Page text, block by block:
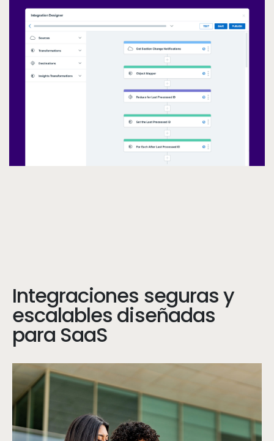
Integraciones seguras y
escalables diseñadas
para SaaS